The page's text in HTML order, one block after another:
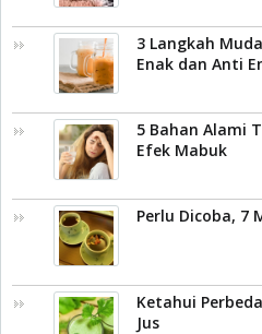
3 Langkah
Enak dan Anti
5 Bahan Alami
Efek Mabuk
Perlu Dicoba, 7
Ketahui
Jus